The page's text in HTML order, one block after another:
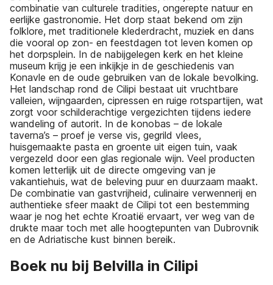
combinatie van culturele tradities, ongerepte natuur en
eerlijke gastronomie. Het dorp staat bekend om zijn
folklore, met traditionele klederdracht, muziek en dans
die vooral op zon- en feestdagen tot leven komen op
het dorpsplein. In de nabijgelegen kerk en het kleine
museum krijg je een inkijkje in de geschiedenis van
Konavle en de oude gebruiken van de lokale bevolking.
Het landschap rond de Cilipi bestaat uit vruchtbare
valleien, wijngaarden, cipressen en ruige rotspartijen, wat
zorgt voor schilderachtige vergezichten tijdens iedere
wandeling of autorit. In de konobas – de lokale
taverna’s – proef je verse vis, gegrild vlees,
huisgemaakte pasta en groente uit eigen tuin, vaak
vergezeld door een glas regionale wijn. Veel producten
komen letterlijk uit de directe omgeving van je
vakantiehuis, wat de beleving puur en duurzaam maakt.
De combinatie van gastvrijheid, culinaire verwennerij en
authentieke sfeer maakt de Cilipi tot een bestemming
waar je nog het echte Kroatië ervaart, ver weg van de
drukte maar toch met alle hoogtepunten van Dubrovnik
en de Adriatische kust binnen bereik.
Boek nu bij Belvilla in Cilipi